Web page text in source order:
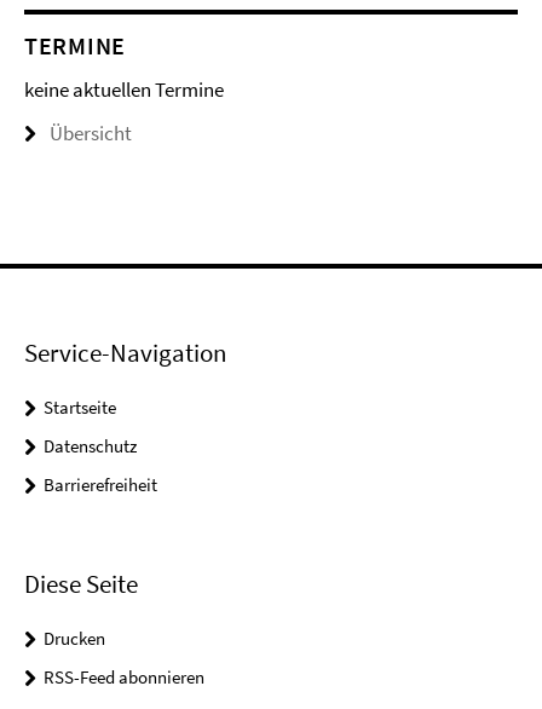
TERMINE
keine aktuellen Termine
Übersicht
Service-Navigation
Startseite
Datenschutz
Barrierefreiheit
Diese Seite
Drucken
RSS-Feed abonnieren